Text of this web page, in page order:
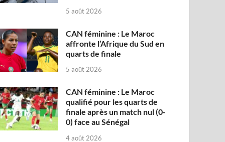
5 août 2026
CAN féminine : Le Maroc
affronte l’Afrique du Sud en
quarts de finale
5 août 2026
CAN féminine : Le Maroc
qualifié pour les quarts de
finale après un match nul (0-
0) face au Sénégal
4 août 2026